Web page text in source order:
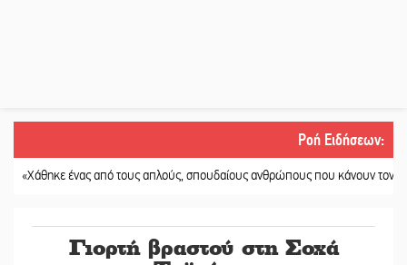
Ροή Ειδήσεων:
ένας από τους απλούς, σπουδαίους ανθρώπους που κάνουν τον κόσμο
Γιορτή βραστού στη Σοχά